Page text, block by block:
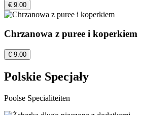
€ 9.00
Chrzanowa z puree i koperkiem
€ 9.00
Polskie Specjały
Poolse Specialiteiten